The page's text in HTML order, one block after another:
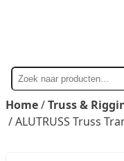
Zoek
naar
Home/Truss &
/ ALUTRUSS Truss